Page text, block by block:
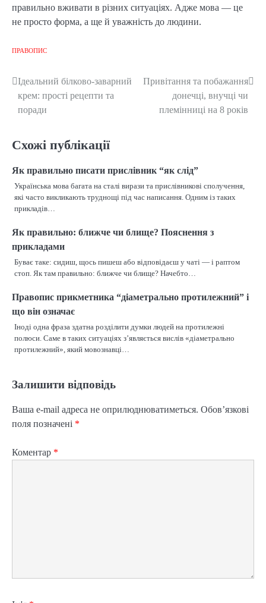
правильно вживати в різних ситуаціях. Адже мова — це
не просто форма, а ще й уважність до людини.
ПРАВОПИС
Н
а
і
г
а
ц
і
я
з
а
п
и
і
в
Ідеальний білково-заварний
крем: прості рецепти та
поради
Привітання та побажання
донечці, внучці чи
племінниці на 8 років
Схожі публікації
Як правильно писати прислівник “як слід”
Українська мова багата на сталі вирази та прислівникові сполучення,
які часто викликають труднощі під час написання. Одним із таких
прикладів…
Як правильно: ближче чи блище? Пояснення з
прикладами
Буває таке: сидиш, щось пишеш або відповідаєш у чаті — і раптом
стоп. Як там правильно: ближче чи блище? Начебто…
Правопис прикметника “діаметрально протилежний” і
що він означає
Іноді одна фраза здатна розділити думки людей на протилежні
полюси. Саме в таких ситуаціях з’являється вислів «діаметрально
протилежний», який мовознавці…
Залишити відповідь
Ваша e-mail адреса не оприлюднюватиметься. Обов’язкові
поля позначені *
Коментар *